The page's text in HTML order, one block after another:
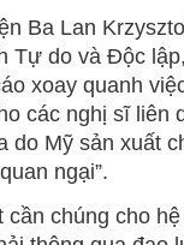
Ba Lan
Tự do và Độc lập,
xoay quanh
các nghị sĩ liên
do Mỹ sản xuất
ngại”.
cần chúng cho